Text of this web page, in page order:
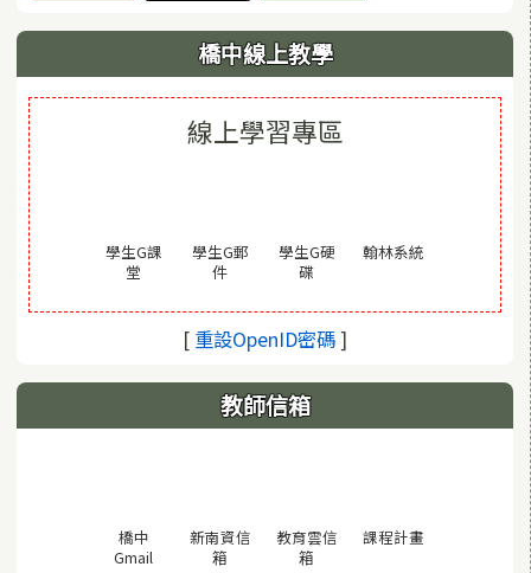
橋中線上教學
線上學習專區
學生G課
堂
學生G郵
件(另開視窗)
學生G硬
碟(另開視窗)
翰林系統(另開視窗)
[ 重設OpenID密碼(另開視窗)
]
教師信箱
橋中
Gmail (另開視窗)
新南資信
箱
教育雲信
箱
課程計畫(另開視窗)